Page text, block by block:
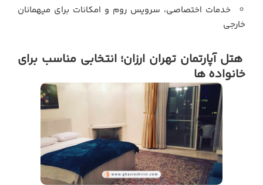
خدمات اختصاصی، سرویس روم و امکانات برای میهمانان
خارجی
هتل آپارتمان تهران ارزان؛ انتخابی مناسب برای
خانواده ها